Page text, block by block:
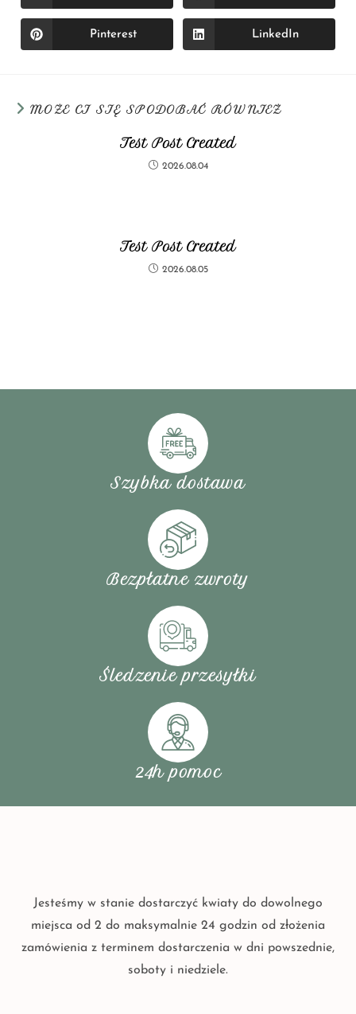
Pinterest LinkedIn
MOŻE CI SIĘ SPODOBAĆ RÓWNIEŻ
Test Post Created
2026.08.04
Test Post Created
2026.08.05
Szybka dostawa
Bezpłatne zwroty
Śledzenie przesyłki
24h pomoc
Jesteśmy w stanie dostarczyć kwiaty do dowolnego
miejsca od 2 do maksymalnie 24 godzin od złożenia
zamówienia z terminem dostarczenia w dni powszednie,
soboty i niedziele.